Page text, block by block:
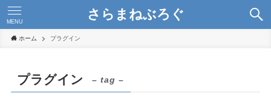
さらまねぶろぐ
MENU
ホーム プラグイン
プラグイン – tag –